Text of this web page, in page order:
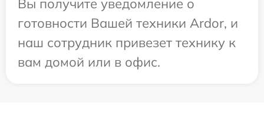
Вы получите уведомление о
готовности Вашей техники Ardor, и
наш сотрудник привезет технику к
вам домой или в офис.